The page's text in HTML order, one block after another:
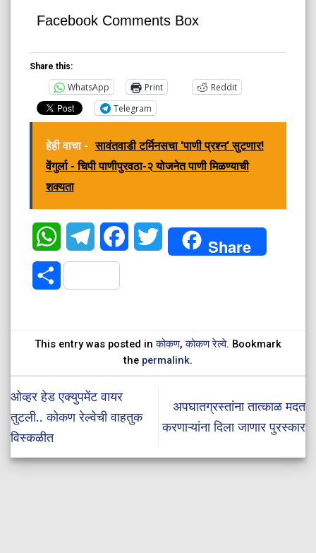
Facebook Comments Box
Share this:
WhatsApp Print
Reddit
Telegram
हेही वाचा - सावंतवाडी टर्मिनसचा 'पाणी प्रश्न' सुटणार!
वेंगुर्ला - चिपी पाणीपुरवठा-२ योजनेत पाणी मिळण्याची
शक्यता
WhatsAppTelegramFacebookTwitter Share
Share
This entry was posted inकोकण,कोकण रेल्वे. Bookmark
the permalink.
ओव्हर हेड एक्युपमेंट वायर
तुटली.. कोकण रेल्वेची वाहतुक
विस्कळीत
अपघातग्रस्तांना तात्काळ मदत
करणाऱ्यांना दिला जाणार पुरस्कार